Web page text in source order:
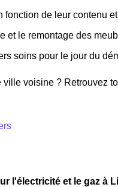
fonction de leur contenu
et le remontage des
soins pour le jour du
voisine ? Retrouvez
l'électricité et le gaz à